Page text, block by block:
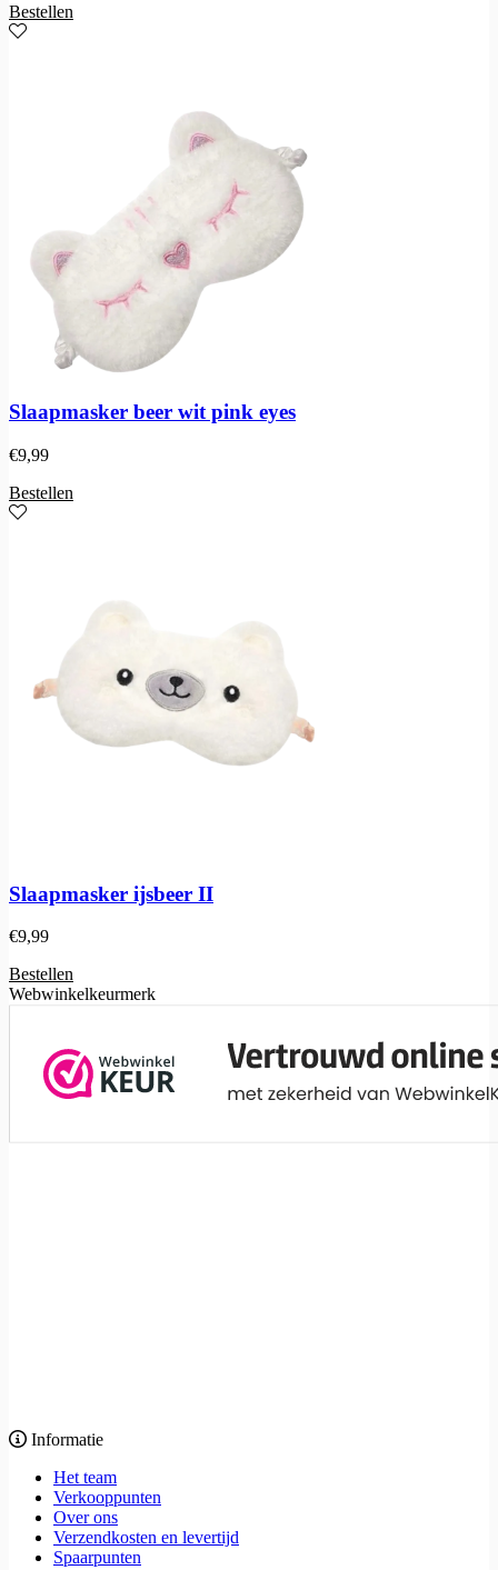
Bestellen
Slaapmasker beer wit pink eyes
€9,99
Bestellen
Slaapmasker ijsbeer II
€9,99
Bestellen
Webwinkelkeurmerk
Informatie
Het team
Verkooppunten
Over ons
Verzendkosten en levertijd
Spaarpunten